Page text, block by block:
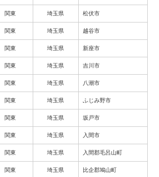
関東 埼玉県 松伏市
関東 埼玉県 越谷市
関東 埼玉県 新座市
関東 埼玉県 吉川市
関東 埼玉県 八潮市
関東 埼玉県 ふじみ野市
関東 埼玉県 坂戸市
関東 埼玉県 入間市
関東 埼玉県 入間郡毛呂山町
関東 埼玉県 比企郡鳩山町